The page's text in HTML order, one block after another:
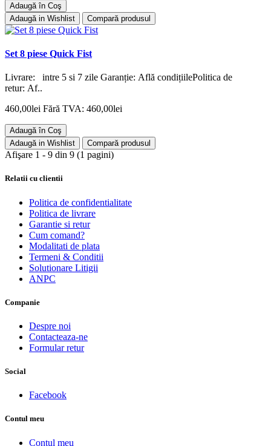
Adaugă în Coş
Adaugă in Wishlist
Compară produsul
Set 8 piese Quick Fist
Livrare: intre 5 si 7 zile Garanție: Află condițiilePolitica de
retur: Af..
460,00lei Fără TVA: 460,00lei
Adaugă în Coş
Adaugă in Wishlist
Compară produsul
Afişare 1 - 9 din 9 (1 pagini)
Relatii cu clientii
Politica de confidentialitate
Politica de livrare
Garantie si retur
Cum comand?
Modalitati de plata
Termeni & Conditii
Solutionare Litigii
ANPC
Companie
Despre noi
Contacteaza-ne
Formular retur
Social
Facebook
Contul meu
Contul meu